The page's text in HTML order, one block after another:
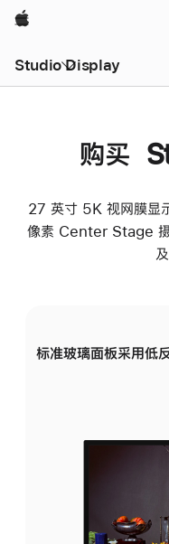
Apple
Studio Display
购买
27 英寸 5K 视网膜显
像素 Center Stage 摄
标准玻璃面板采用低